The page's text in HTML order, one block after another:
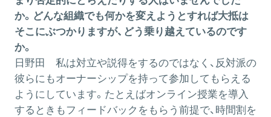
か。どんな組織でも何かを変えようとすれば大抵は
そこにぶつかりますが、どう乗り越えているのです
か。
日野田 私は対立や説得をするのではなく、反対派の
彼らにもオーナーシップを持って参加してもらえる
ようにしています。たとえばオンライン授業を導入
するときもフィードバックをもらう前提で、時間割を